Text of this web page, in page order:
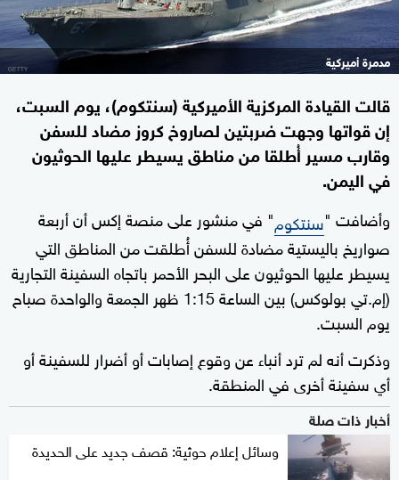
مدمرة أميركية
قالت القيادة المركزية الأميركية (سنتكوم)، يوم السبت،
إن قواتها وجهت ضربتين لصاروخ كروز مضاد للسفن
وقارب مسير أُطلقا من مناطق يسيطر عليها الحوثيون
في اليمن.
وأضافت "سنتكوم" في منشور على منصة إكس أن أربعة
صواريخ باليستية مضادة للسفن أُطلقت من المناطق التي
يسيطر عليها الحوثيون على البحر الأحمر باتجاه السفينة التجارية
(إم.تي بولوكس) بين الساعة 1:15 ظهر الجمعة والواحدة صباح
يوم السبت.
وذكرت أنه لم ترد أنباء عن وقوع إصابات أو أضرار للسفينة أو
أي سفينة أخرى في المنطقة.
أخبار ذات صلة
وسائل إعلام حوثية: قصف جديد على الحديدة